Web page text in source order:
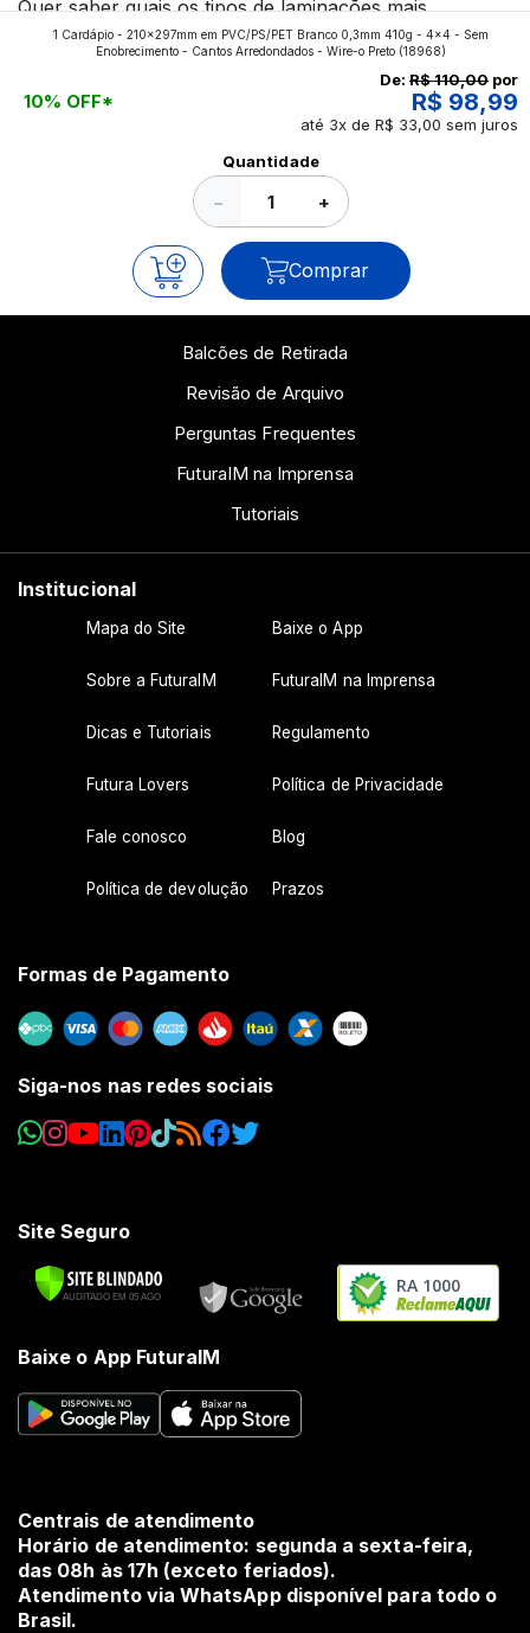
Quer saber quais os tipos de laminações mais
aplicados nos impressos da gráfica FuturaIM? Então,
continue a leitura que vamos revelar para você!
1 Cardápio - 210x297mm em PVC/PS/PET Branco 0,3mm 410g - 4x4 - Sem
Enobrecimento - Cantos Arredondados - Wire-o Preto (18968)
10% OFF*
De: R$ 110,00 por
R$ 98,99
até 3x de R$ 33,00 sem juros
Quantidade
− +
Comprar
Balcões de Retirada
Revisão de Arquivo
Perguntas Frequentes
FuturaIM na Imprensa
Tutoriais
Institucional
Mapa do Site Baixe o App
Sobre a FuturaIM FuturaIM na Imprensa
Dicas e Tutoriais Regulamento
Futura Lovers Política de Privacidade
Fale conosco Blog
Política de devolução Prazos
Formas de Pagamento
Siga-nos nas redes sociais
Site Seguro
RA 1000
Baixe o App FuturaIM
Centrais de atendimento
Horário de atendimento: segunda a sexta-feira,
das 08h às 17h (exceto feriados).
Atendimento via WhatsApp disponível para todo o
Brasil.